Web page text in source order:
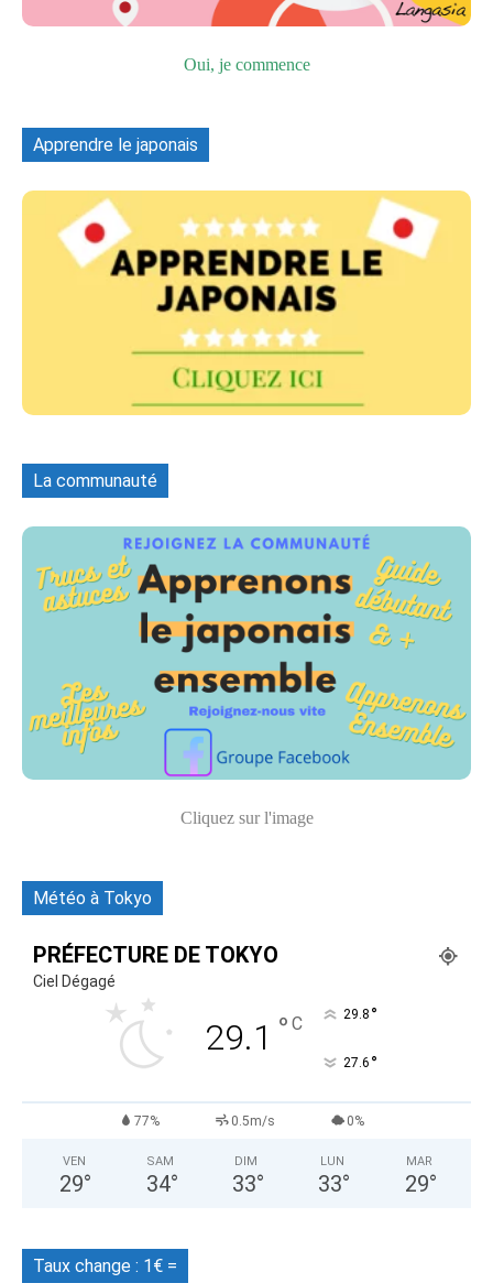
Oui, je commence
Apprendre le japonais
La communauté
Cliquez sur l'image
Météo à Tokyo
PRÉFECTURE DE TOKYO
Ciel Dégagé
29.1 ° C 29.8 °
27.6 °
77% 0.5m/s 0%
VEN
29°
SAM
34°
DIM
33°
LUN
33°
MAR
29°
Taux change : 1€ =